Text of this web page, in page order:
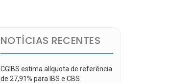
NOTÍCIAS RECENTES
CGIBS estima alíquota de referência
de 27,91% para IBS e CBS